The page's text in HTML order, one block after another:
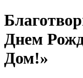
Днем
Дом!»